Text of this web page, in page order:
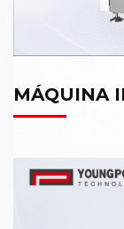
MÁQUINA